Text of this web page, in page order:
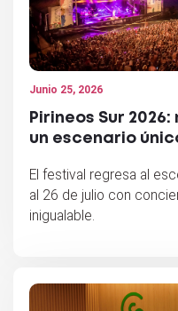
Junio 25, 2026
Pirineos Sur
un escenario
El festival regresa al
al 26 de julio con
inigualable.